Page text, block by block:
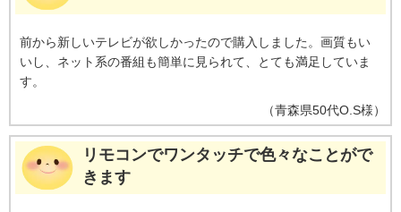
前から新しいテレビが欲しかったので購入しました。画質もい
いし、ネット系の番組も簡単に見られて、とても満足していま
す。
（青森県50代O.S様）
リモコンでワンタッチで色々なことがで
きます